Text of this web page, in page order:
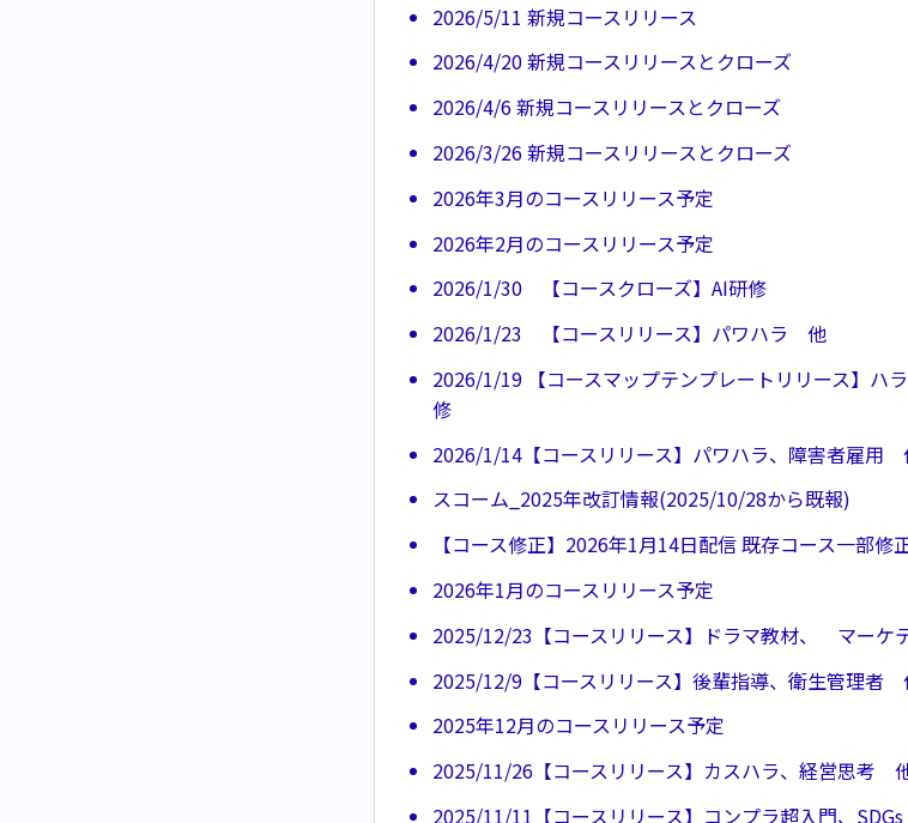
2026/5/11 新規コースリリース
2026/4/20 新規コースリリースとクローズ
2026/4/6 新規コースリリースとクローズ
2026/3/26 新規コースリリースとクローズ
2026年3月のコースリリース予定
2026年2月のコースリリース予定
2026/1/30 【コースクローズ】AI研修
2026/1/23 【コースリリース】パワハラ 他
2026/1/19 【コースマップテンプレートリリース】ハ
修
2026/1/14【コースリリース】パワハラ、障害者雇用
スコーム_2025年改訂情報(2025/10/28から既報)
【コース修正】2026年1月14日配信 既存コース一部修
2026年1月のコースリリース予定
2025/12/23【コースリリース】ドラマ教材、 マー
2025/12/9【コースリリース】後輩指導、衛生管理者
2025年12月のコースリリース予定
2025/11/26【コースリリース】カスハラ、経営思考
2025/11/11【コースリリース】コンプラ超入門、